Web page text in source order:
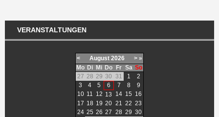
VERANSTALTUNGEN
< August 2026 > »
Mo Di Mi Do Fr Sa So
27 28 29 30 31 1
2
3
4 5 6 7 8
9
10 11 12 13 14 15 16
17 18 19 20 21 22 23
24 25 26 27 28 29 30